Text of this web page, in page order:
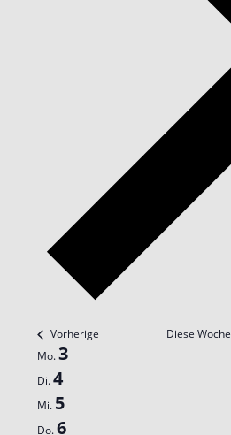
Vorherige Diese Woche
Woche
von
Veranstaltungen
Mo.3
Di.4
Mi. 5
Do.6